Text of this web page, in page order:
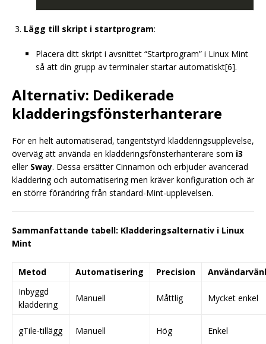
Lägg till skript i startprogram:
Placera ditt skript i avsnittet “Startprogram” i Linux Mint
så att din grupp av terminaler startar automatiskt[6].
Alternativ: Dedikerade
kladderingsfönsterhanterare
För en helt automatiserad, tangentstyrd kladderingsupplevelse,
överväg att använda en kladderingsfönsterhanterare som i3
eller Sway. Dessa ersätter Cinnamon och erbjuder avancerad
kladdering och automatisering men kräver konfiguration och är
en större förändring från standard-Mint-upplevelsen.
Sammanfattande tabell: Kladderingsalternativ i Linux
Mint
Metod Automatisering Precision
Inbyggd
kladdering
Manuell Måttlig Mycket enkel
gTile-tillägg Manuell Hög Enkel